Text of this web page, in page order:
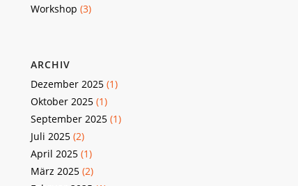
Workshop (3)
ARCHIV
Dezember 2025(1)
Oktober 2025(1)
September 2025(1)
Juli 2025(2)
April 2025(1)
März 2025(2)